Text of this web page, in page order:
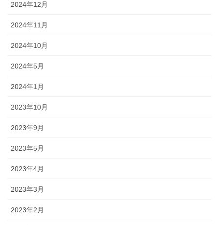
2024年12月
2024年11月
2024年10月
2024年5月
2024年1月
2023年10月
2023年9月
2023年5月
2023年4月
2023年3月
2023年2月